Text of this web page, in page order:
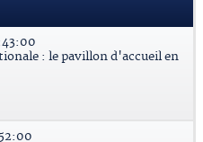
: le pavillon d'accueil en